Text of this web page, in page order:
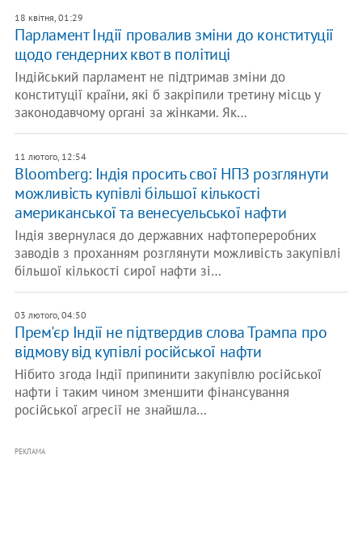
18 квітня, 01:29
Парламент Індії провалив зміни до конституції
щодо гендерних квот в політиці
Індійський парламент не підтримав зміни до
конституції країни, які б закріпили третину місць у
законодавчому органі за жінками. Як…
11 лютого, 12:54
Bloomberg: Індія просить свої НПЗ розглянути
можливість купівлі більшої кількості
американської та венесуельської нафти
Індія звернулася до державних нафтопереробних
заводів з проханням розглянути можливість закупівлі
більшої кількості сирої нафти зі…
03 лютого, 04:50
Прем'єр Індії не підтвердив слова Трампа про
відмову від купівлі російської нафти
Нібито згода Індії припинити закупівлю російської
нафти і таким чином зменшити фінансування
російської агресії не знайшла…
РЕКЛАМА